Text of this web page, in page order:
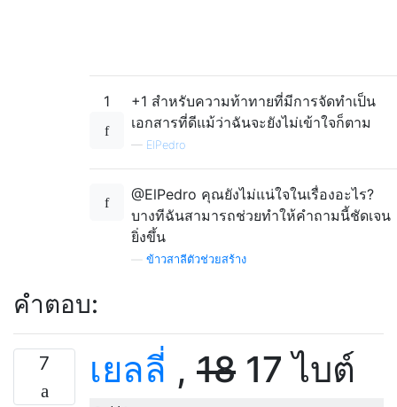
1
+1 สำหรับความท้าทายที่มีการจัดทำเป็น
เอกสารที่ดีแม้ว่าฉันจะยังไม่เข้าใจก็ตาม
— ElPedro
@ElPedro คุณยังไม่แน่ใจในเรื่องอะไร?
บางทีฉันสามารถช่วยทำให้คำถามนี้ชัดเจน
ยิ่งขึ้น
ข้าวสาลีตัวช่วยสร้าง
คำตอบ:
7 เยลลี่ , 18 17 ไบต์